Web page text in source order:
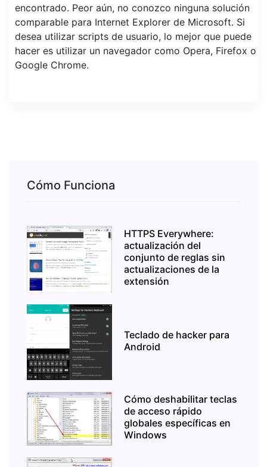
encontrado. Peor aún, no conozco ninguna solución
comparable para Internet Explorer de Microsoft. Si
desea utilizar scripts de usuario, lo mejor que puede
hacer es utilizar un navegador como Opera, Firefox o
Google Chrome.
Cómo Funciona
HTTPS Everywhere:
actualización del
conjunto de reglas sin
actualizaciones de la
extensión
Teclado de hacker para
Android
Cómo deshabilitar teclas
de acceso rápido
globales específicas en
Windows